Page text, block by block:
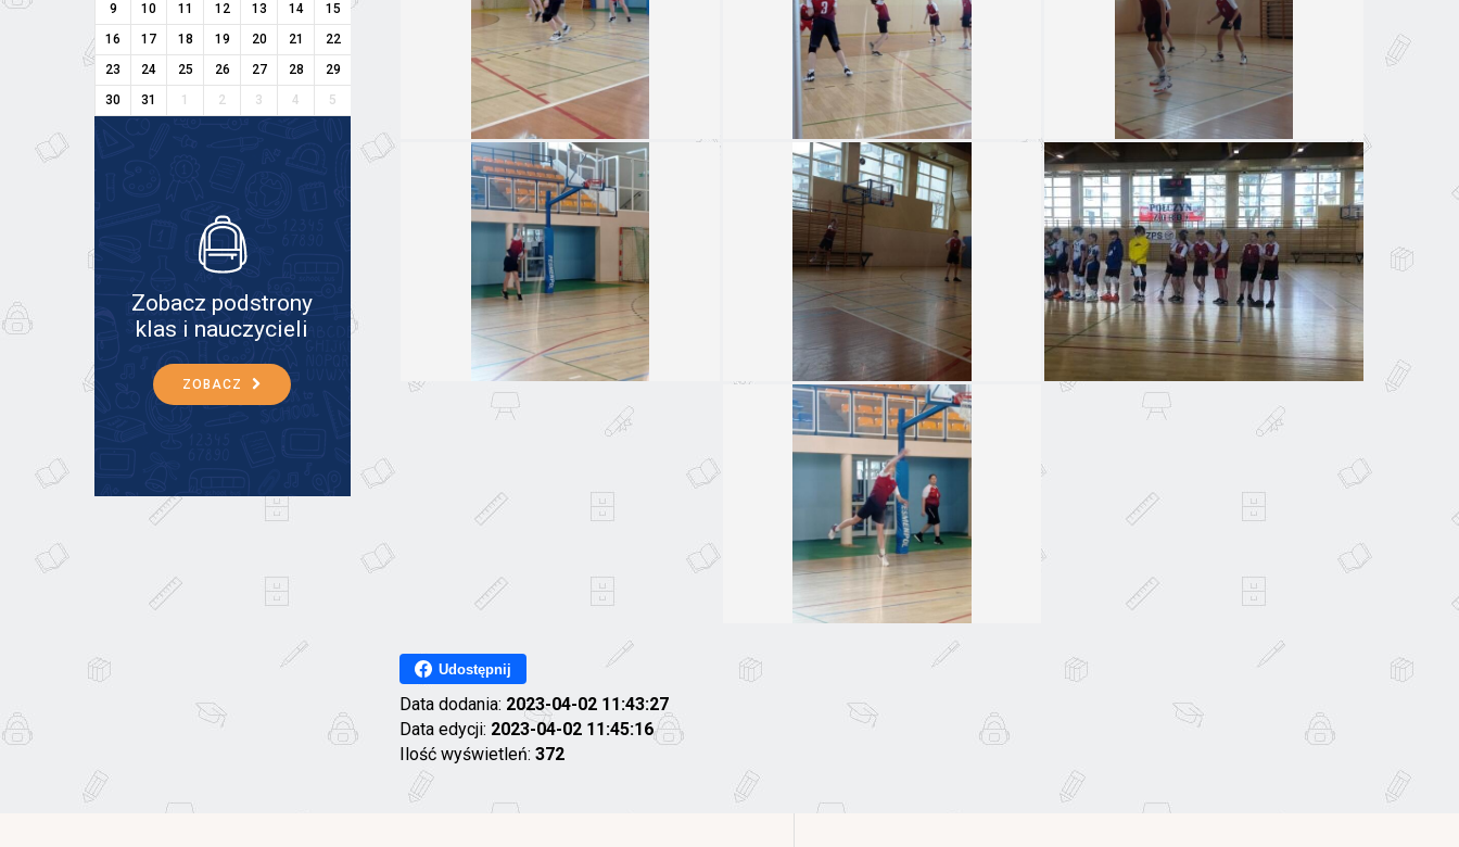
Udostępnij
Data dodania: 2023-04-02 11:43:27
Data edycji: 2023-04-02 11:45:16
Ilość wyświetleń: 372
9
10 11 12 13 14
15
16
17 18 19 20 21
22
23
24 25 26 27 28
29
30
31 1 2 3 4 5
Zobacz podstrony
klas i nauczycieli
ZOBACZ